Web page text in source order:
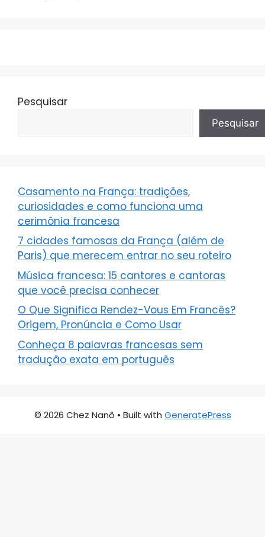
Pesquisar
Pesquisar
Casamento na França: tradições,
curiosidades e como funciona uma
cerimônia francesa
7 cidades famosas da França (além de
Paris) que merecem entrar no seu roteiro
Música francesa: 15 cantores e cantoras
que você precisa conhecer
O Que Significa Rendez-Vous Em Francês?
Origem, Pronúncia e Como Usar
Conheça 8 palavras francesas sem
tradução exata em português
© 2026 Chez Nanô • Built with GeneratePress